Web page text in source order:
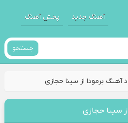
آهنگ جدید پخش آهنگ
جستجو
آهنگ برمودا از سینا حجازی
سینا حجازی